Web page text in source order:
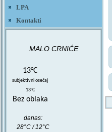
LPA
Kontakti
MALO CRNIĆE
13°C
subjektivni osećaj
13°C
Bez oblaka
danas:
28°C / 12°C